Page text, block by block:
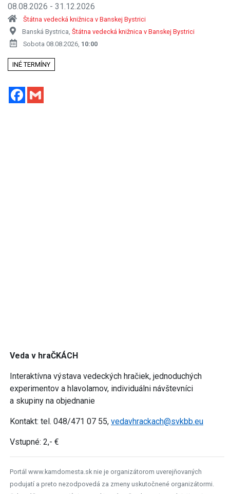
08.08.2026 - 31.12.2026
Štátna vedecká knižnica v Banskej Bystrici
Banská Bystrica, Štátna vedecká knižnica v Banskej Bystrici
Sobota 08.08.2026, 10:00
INÉ TERMÍNY
Facebook
Veda v hraČKÁCH
Interaktívna výstava vedeckých hračiek, jednoduchých
experimentov a hlavolamov, individuálni návštevníci
a skupiny na objednanie
Kontakt: tel. 048/471 07 55, vedavhrackach@svkbb.eu
Vstupné: 2,- €
Portál www.kamdomesta.sk nie je organizátorom uverejňovaných
podujatí a preto nezodpovedá za zmeny uskutočnené organizátormi.